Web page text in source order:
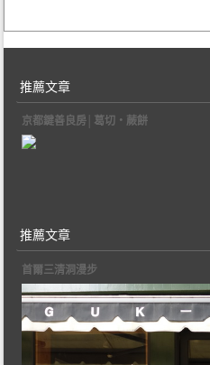
推薦文章
京都鍵善良房│葛切‧蕨餅
推薦文章
首爾三清洞漫步